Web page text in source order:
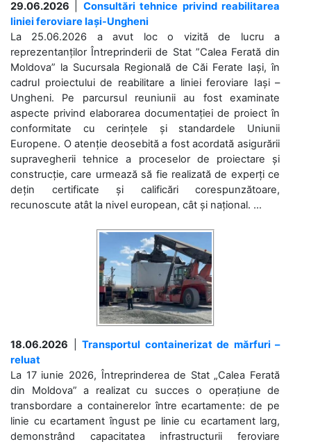
29.06.2026
Consultări tehnice privind reabilitarea
liniei feroviare Iași-Ungheni
La 25.06.2026 a avut loc o vizită de lucru a
reprezentanților Întreprinderii de Stat ”Calea Ferată din
Moldova” la Sucursala Regională de Căi Ferate Iași, în
cadrul proiectului de reabilitare a liniei feroviare Iași –
Ungheni. Pe parcursul reuniunii au fost examinate
aspecte privind elaborarea documentației de proiect în
conformitate cu cerințele și standardele Uniunii
Europene. O atenție deosebită a fost acordată asigurării
supravegherii tehnice a proceselor de proiectare și
construcție, care urmează să fie realizată de experți ce
dețin certificate și calificări corespunzătoare,
recunoscute atât la nivel european, cât și național. ...
18.06.2026
Transportul containerizat de mărfuri –
reluat
La 17 iunie 2026, Întreprinderea de Stat „Calea Ferată
din Moldova” a realizat cu succes o operațiune de
transbordare a containerelor între ecartamente: de pe
linie cu ecartament îngust pe linie cu ecartament larg,
demonstrând capacitatea infrastructurii feroviare